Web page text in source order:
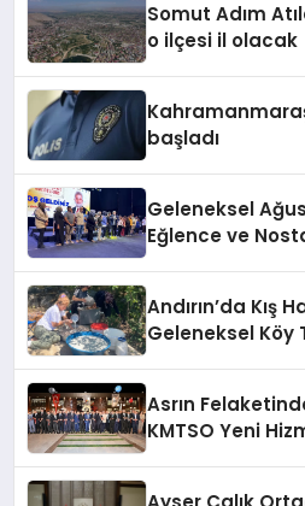
Somut Adım
o ilçesi il olacak
başladı
Geleneksel
Eğlence ve
Andırın’da Kış
Geleneksel Köy
Asrın
KMTSO Yeni